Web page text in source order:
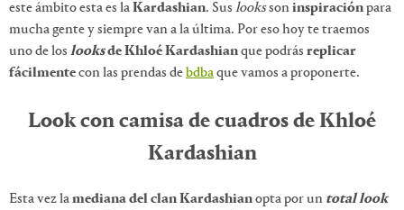
este ámbito esta es laKardashian. Sus lookssoninspiraciónpara
mucha gente y siempre van a la última. Por eso hoy te traemos
uno de los looksde Khloé Kardashianque podrás replicar
fácilmentecon las prendas debdbaque vamos a proponerte.
Look con camisa de cuadros de Khloé
Kardashian
Esta vez lamediana del clan Kardashianopta por un total look